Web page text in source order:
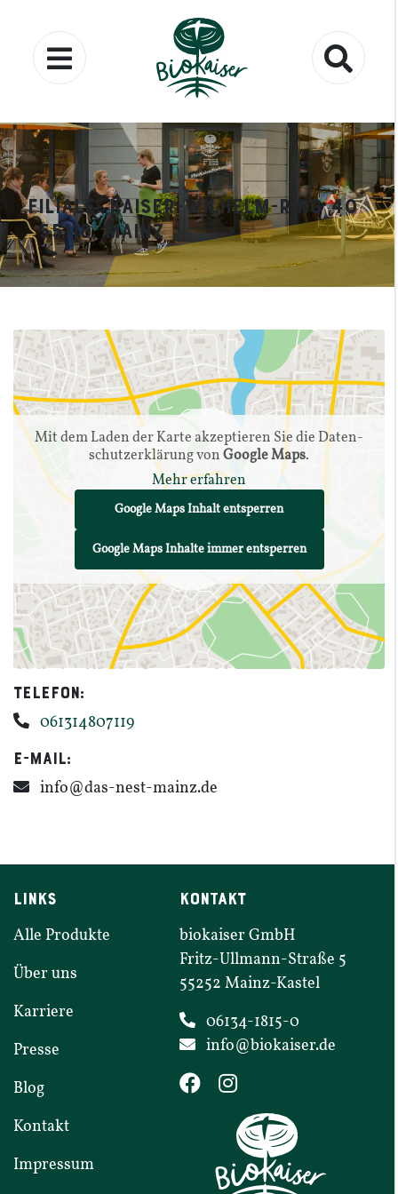
Filiale: Kaiser-Wilhelm-Ring 40
55118, Mainz
Mit dem Laden der Karte akzep­tieren Sie die Daten­
schutz­er­klärung vonGoogle Maps.
Mehr erfahren
Google Maps Inhalt entsperren
Google Maps Inhalte immer entsperren
Telefon:
061314807119
E-​​Mail:
info@​das-​nest-​mainz.​de
KONTAKT
biokaiser GmbH
Fritz-​​Ullmann-​​Straße 5
55252 Mainz-​​Kastel
06134-1815-0
info@​biokaiser.​de
LINKS
Alle Produkte
Über uns
Karriere
Presse
Blog
Kontakt
Impressum